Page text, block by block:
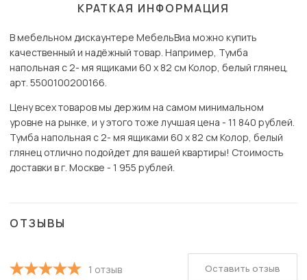
КРАТКАЯ ИНФОРМАЦИЯ
В мебельном дискаунтере МебельВиа можно купить
качественный и надёжный товар. Например, Тумба
напольная с 2- мя ящиками 60 х 82 см Колор, белый глянец,
арт. 5500100200166.
Цену всех товаров мы держим на самом минимальном
уровне на рынке, и у этого тоже лучшая цена - 11 840 рублей.
Тумба напольная с 2- мя ящиками 60 х 82 см Колор, белый
глянец отлично подойдет для вашей квартиры! Стоимость
доставки в г. Москве - 1 955 рублей.
ОТЗЫВЫ
1 отзыв
Оставить отзыв